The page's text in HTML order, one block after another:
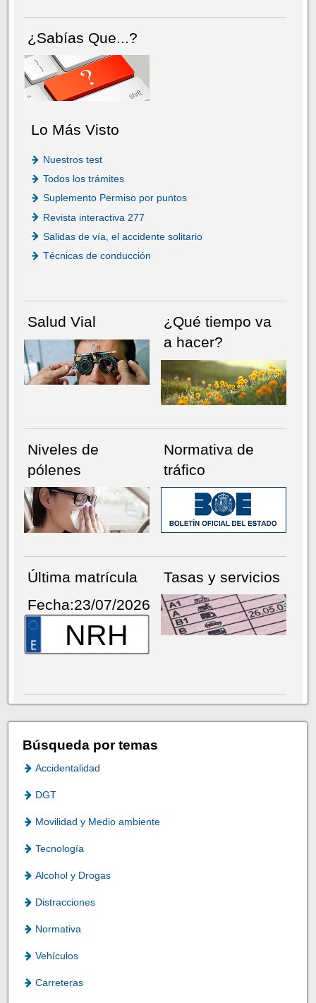
¿Sabías Que...?
Lo Más Visto
Nuestros test
Todos los trámites
Suplemento Permiso por puntos
Revista interactiva 277
Salidas de vía, el accidente solitario
Técnicas de conducción
Salud Vial
¿Qué tiempo va
a hacer?
Niveles de
pólenes
Normativa de
tráfico
Última matrícula
Fecha:23/07/2026
NRH
Tasas y servicios
Búsqueda por temas
Accidentalidad
DGT
Movilidad y Medio ambiente
Tecnología
Alcohol y Drogas
Distracciones
Normativa
Vehículos
Carreteras